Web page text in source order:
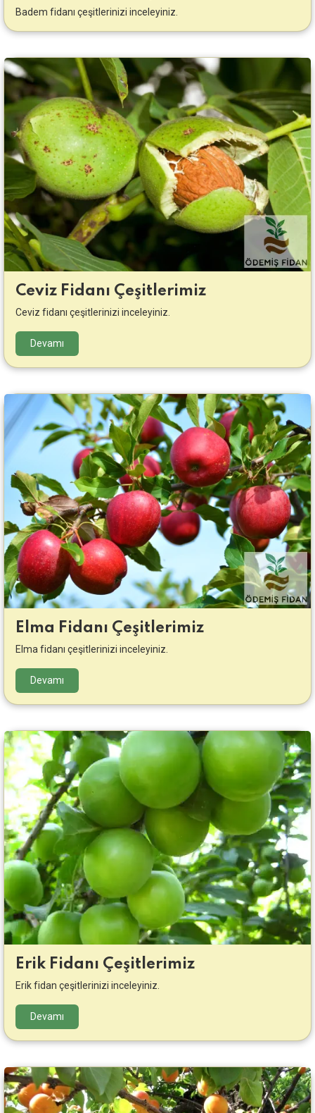
Badem fidanı çeşitlerinizi inceleyiniz.
Ceviz Fidanı Çeşitlerimiz
Ceviz fidanı çeşitlerinizi inceleyiniz.
Devamı
Elma Fidanı Çeşitlerimiz
Elma fidanı çeşitlerinizi inceleyiniz.
Devamı
Erik Fidanı Çeşitlerimiz
Erik fidan çeşitlerinizi inceleyiniz.
Devamı